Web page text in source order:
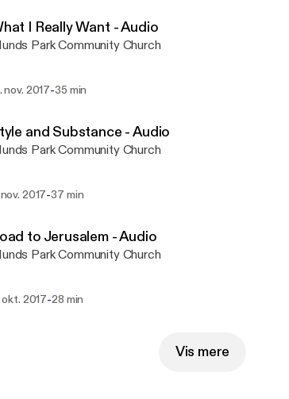
I Really Want - Audio
Park Community Church
nov. 2017-35 min
and Substance - Audio
Park Community Church
2017-37 min
to Jerusalem - Audio
Park Community Church
okt. 2017-28 min
Vis mere